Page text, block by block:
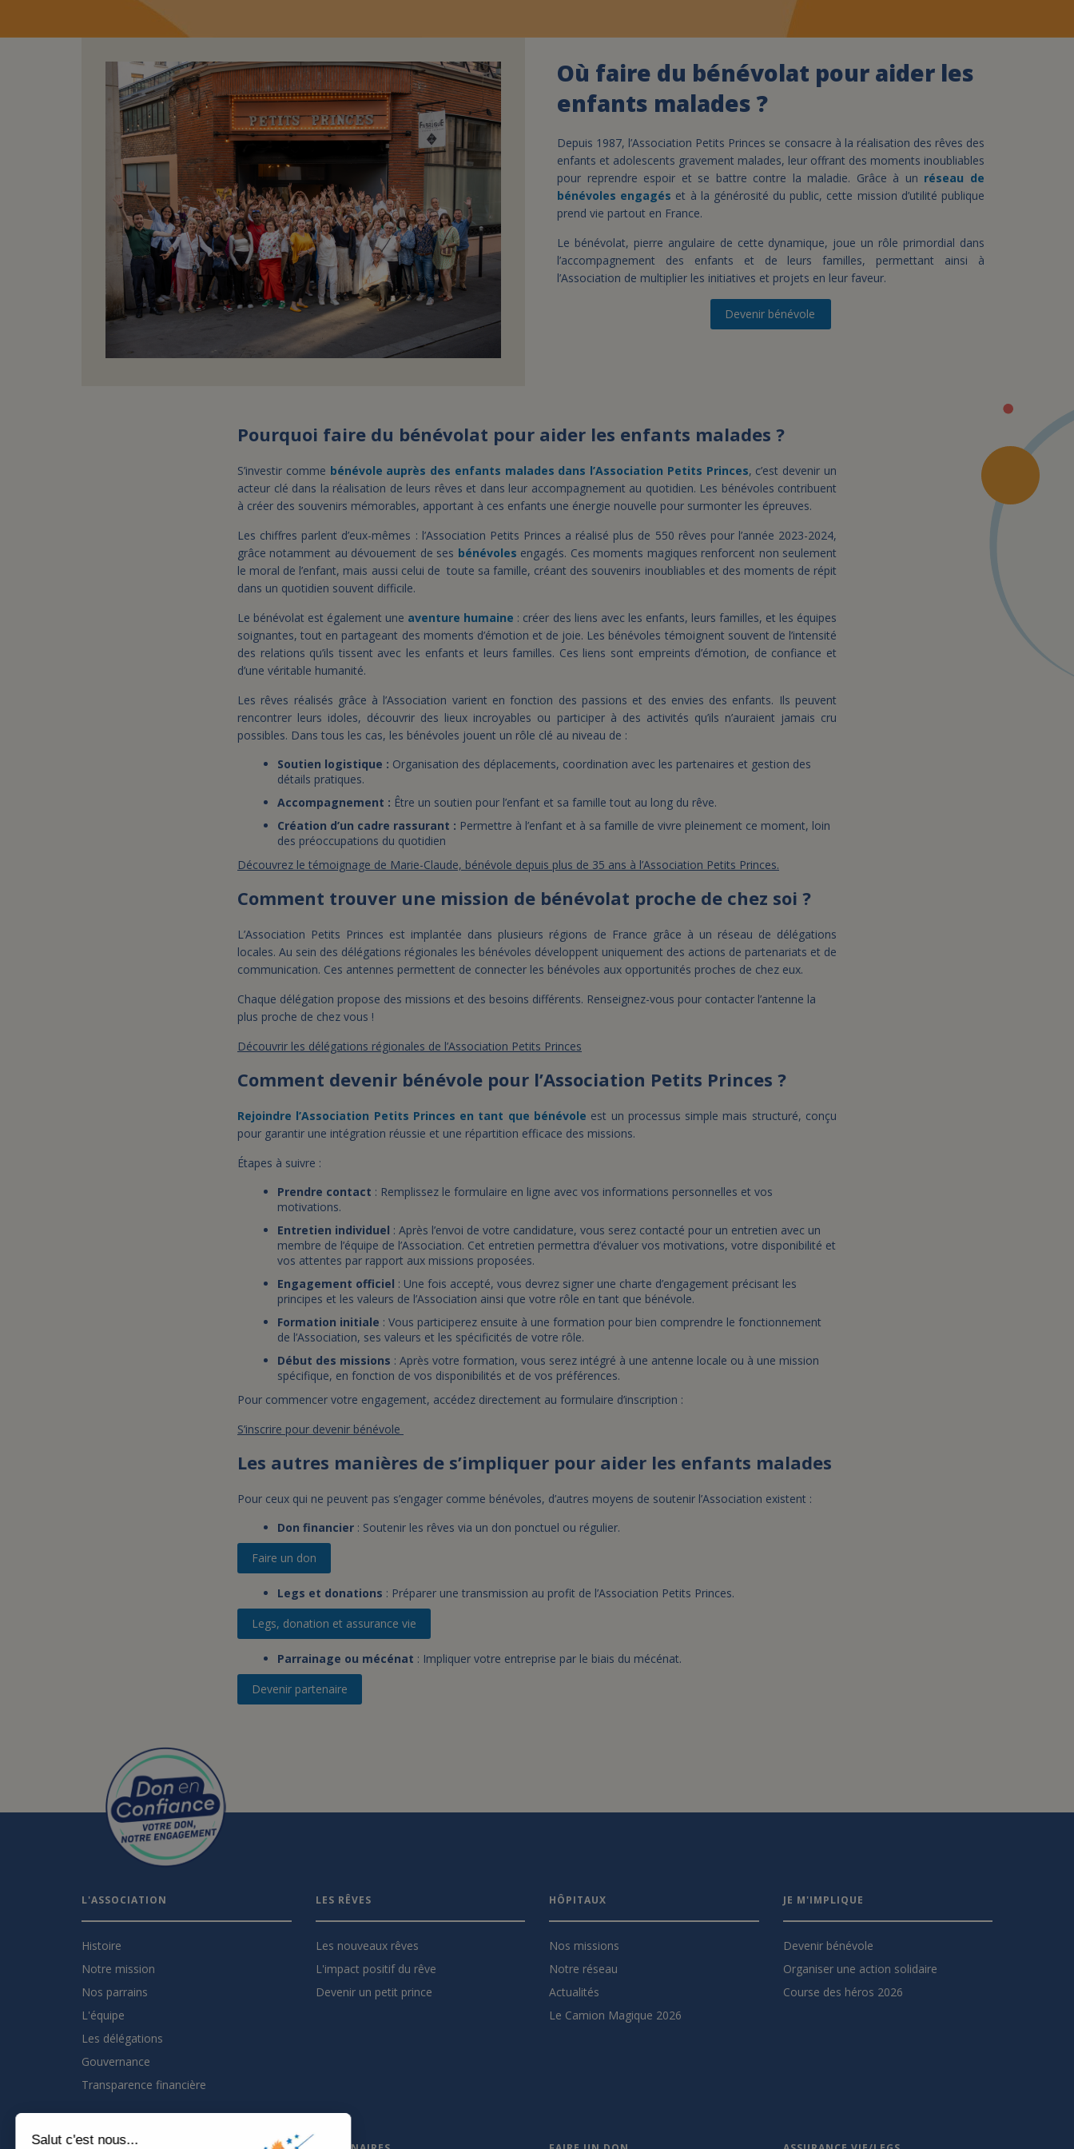
Salut c'est nous...
Où faire du bénévolat pour aider les
enfants malades ?
Depuis 1987, l’Association Petits Princes se consacre à la réalisation des rêves des
enfants et adolescents gravement malades, leur offrant des moments inoubliables
pour reprendre espoir et se battre contre la maladie. Grâce à un réseau de
bénévoles engagés et à la générosité du public, cette mission d’utilité publique
prend vie partout en France.
Le bénévolat, pierre angulaire de cette dynamique, joue un rôle primordial dans
l’accompagnement des enfants et de leurs familles, permettant ainsi à
l’Association de multiplier les initiatives et projets en leur faveur.
Devenir bénévole
Pourquoi faire du bénévolat pour aider les enfants malades ?
S’investir comme bénévole auprès des enfants malades dans l’Association Petits Princes, c’est devenir un
acteur clé dans la réalisation de leurs rêves et dans leur accompagnement au quotidien. Les bénévoles contribuent
à créer des souvenirs mémorables, apportant à ces enfants une énergie nouvelle pour surmonter les épreuves.
Les chiffres parlent d’eux-mêmes : l’Association Petits Princes a réalisé plus de 550 rêves pour l’année 2023-2024,
grâce notamment au dévouement de ses bénévoles engagés. Ces moments magiques renforcent non seulement
le moral de l’enfant, mais aussi celui de toute sa famille, créant des souvenirs inoubliables et des moments de répit
dans un quotidien souvent difficile​​.
Le bénévolat est également une aventure humaine : créer des liens avec les enfants, leurs familles, et les équipes
soignantes, tout en partageant des moments d’émotion et de joie. Les bénévoles témoignent souvent de l’intensité
des relations qu’ils tissent avec les enfants et leurs familles. Ces liens sont empreints d’émotion, de confiance et
d’une véritable humanité.
Les rêves réalisés grâce à l’Association varient en fonction des passions et des envies des enfants. Ils peuvent
rencontrer leurs idoles, découvrir des lieux incroyables ou participer à des activités qu’ils n’auraient jamais cru
possibles. Dans tous les cas, les bénévoles jouent un rôle clé au niveau de :
Soutien logistique : Organisation des déplacements, coordination avec les partenaires et gestion des
détails pratiques.
Accompagnement : Être un soutien pour l’enfant et sa famille tout au long du rêve.
Création d’un cadre rassurant : Permettre à l’enfant et à sa famille de vivre pleinement ce moment, loin
des préoccupations du quotidien
Découvrez le témoignage de Marie-Claude, bénévole depuis plus de 35 ans à l’Association Petits Princes.
Comment trouver une mission de bénévolat proche de chez soi ?
L’Association Petits Princes est implantée dans plusieurs régions de France grâce à un réseau de délégations
locales. Au sein des délégations régionales les bénévoles développent uniquement des actions de partenariats et de
communication. Ces antennes permettent de connecter les bénévoles aux opportunités proches de chez eux.
Chaque délégation propose des missions et des besoins différents. Renseignez-vous pour contacter l’antenne la
plus proche de chez vous !
Découvrir les délégations régionales de l’Association Petits Princes
Comment devenir bénévole pour l’Association Petits Princes ?
Rejoindre l’Association Petits Princes en tant que bénévole est un processus simple mais structuré, conçu
pour garantir une intégration réussie et une répartition efficace des missions.
Étapes à suivre :
Prendre contact : Remplissez le formulaire en ligne avec vos informations personnelles et vos
motivations.
Entretien individuel : Après l’envoi de votre candidature, vous serez contacté pour un entretien avec un
membre de l’équipe de l’Association. Cet entretien permettra d’évaluer vos motivations, votre disponibilité et
vos attentes par rapport aux missions proposées.
Engagement officiel : Une fois accepté, vous devrez signer une charte d’engagement précisant les
principes et les valeurs de l’Association ainsi que votre rôle en tant que bénévole.
Formation initiale : Vous participerez ensuite à une formation pour bien comprendre le fonctionnement
de l’Association, ses valeurs et les spécificités de votre rôle.
Début des missions : Après votre formation, vous serez intégré à une antenne locale ou à une mission
spécifique, en fonction de vos disponibilités et de vos préférences.
Pour commencer votre engagement, accédez directement au formulaire d’inscription :
S’inscrire pour devenir bénévole
Les autres manières de s’impliquer pour aider les enfants malades
Pour ceux qui ne peuvent pas s’engager comme bénévoles, d’autres moyens de soutenir l’Association existent :
Don financier : Soutenir les rêves via un don ponctuel ou régulier.
Faire un don
Legs et donations : Préparer une transmission au profit de l’Association Petits Princes.
Legs, donation et assurance vie
Parrainage ou mécénat : Impliquer votre entreprise par le biais du mécénat.
Devenir partenaire
L'ASSOCIATION
Histoire
Notre mission
Nos parrains
L'équipe
Les délégations
Gouvernance
Transparence financière
LES RÊVES
Les nouveaux rêves
L'impact positif du rêve
Devenir un petit prince
HÔPITAUX
Nos missions
Notre réseau
Actualités
Le Camion Magique 2026
JE M'IMPLIQUE
Devenir bénévole
Organiser une action solidaire
Course des héros 2026